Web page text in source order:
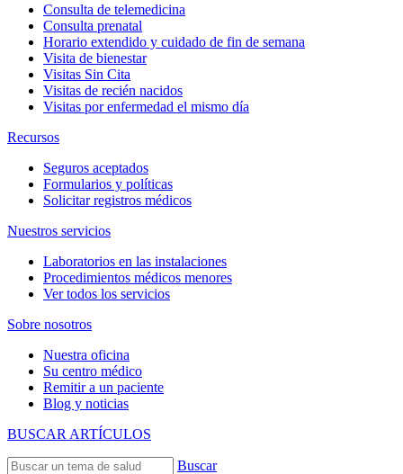
Consulta de telemedicina
Consulta prenatal
Horario extendido y cuidado de fin de semana
Visita de bienestar
Visitas Sin Cita
Visitas de recién nacidos
Visitas por enfermedad el mismo día
Recursos
Seguros aceptados
Formularios y políticas
Solicitar registros médicos
Nuestros servicios
Laboratorios en las instalaciones
Procedimientos médicos menores
Ver todos los servicios
Sobre nosotros
Nuestra oficina
Su centro médico
Remitir a un paciente
Blog y noticias
BUSCAR ARTÍCULOS
Buscar